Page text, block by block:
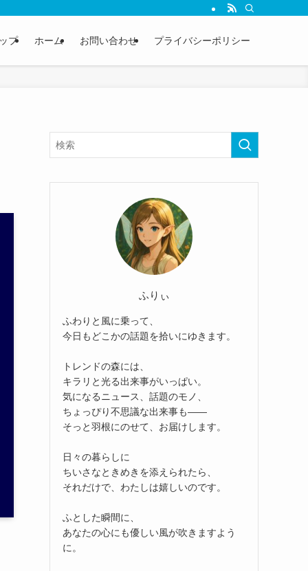
プ ホーム お問い合わせ プライバシーポリシー
ふりぃ
ふわりと風に乗って、
今日もどこかの話題を拾いにゆきます。
トレンドの森には、
キラリと光る出来事がいっぱい。
気になるニュース、話題のモノ、
ちょっぴり不思議な出来事も——
そっと羽根にのせて、お届けします。
日々の暮らしに
ちいさなときめきを添えられたら、
それだけで、わたしは嬉しいのです。
ふとした瞬間に、
あなたの心にも優しい風が吹きますよう
に。